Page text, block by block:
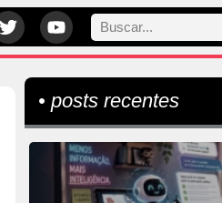
• posts recentes